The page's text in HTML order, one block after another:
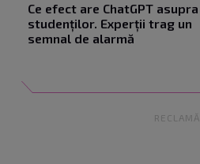
Ce efect are ChatGPT asupra
studenților. Experții trag un
semnal de alarmă
RECLAMĂ